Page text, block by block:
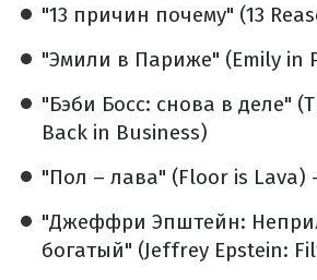
"13 причин почему" (13
"Эмили в Париже" (Emily in
"Бэби Босс: снова в деле"
Back in Business)
"Пол – лава" (Floor is Lava)
"Джеффри Эпштейн:
богатый" (Jeffrey Epstein: